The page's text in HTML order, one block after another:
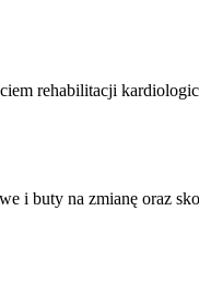
rehabilitacji
i buty na zmianę oraz